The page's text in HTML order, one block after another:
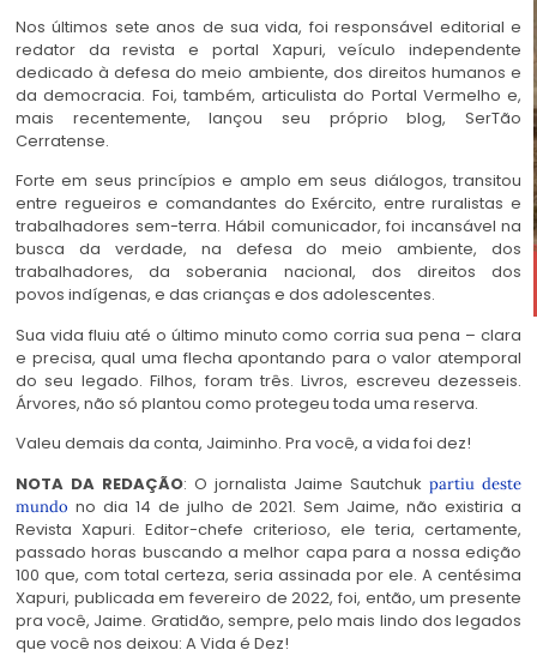
Nos últimos sete anos de sua vida, foi responsável editorial e
redator da revista e portal Xapuri, veículo independente
dedicado à defesa do meio ambiente, dos direitos humanos e
da democracia. Foi, também, articulista do Portal Vermelho e,
mais recentemente, lançou seu próprio blog, SerTão
Cerratense.
Forte em seus princípios e amplo em seus diálogos, transitou
entre regueiros e comandantes do Exército, entre ruralistas e
trabalhadores sem-terra. Hábil comunicador, foi incansável na
busca da verdade, na defesa do meio ambiente, dos
trabalhadores, da soberania nacional, dos direitos dos
povos indígenas, e das crianças e dos adolescentes.
Sua vida fluiu até o último minuto como corria sua pena – clara
e precisa, qual uma flecha apontando para o valor atemporal
do seu legado. Filhos, foram três. Livros, escreveu dezesseis.
Árvores, não só plantou como protegeu toda uma reserva.
Valeu demais da conta, Jaiminho. Pra você, a vida foi dez!
NOTA DA REDAÇÃO: O jornalista Jaime Sautchuk partiu deste
mundo no dia 14 de julho de 2021. Sem Jaime, não existiria a
Revista Xapuri. Editor-chefe criterioso, ele teria, certamente,
passado horas buscando a melhor capa para a nossa edição
100 que, com total certeza, seria assinada por ele. A centésima
Xapuri, publicada em fevereiro de 2022, foi, então, um presente
pra você, Jaime. Gratidão, sempre, pelo mais lindo dos legados
que você nos deixou: A Vida é Dez!